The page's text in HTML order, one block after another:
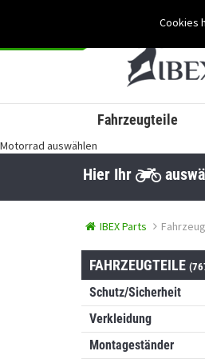
Cookies
Fahrzeugteile
Motorrad auswählen
Hier Ihr
IBEX Parts
FAHRZEUGTEILE
Schutz/Sicherheit
Verkleidung
Montageständer